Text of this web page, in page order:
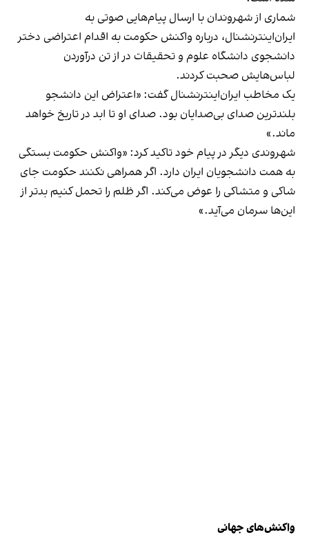
شماری از شهروندان با ارسال پیام‌هایی صوتی به
ایران‌اینترنشنال، درباره واکنش حکومت به اقدام اعتراضی دختر
دانشجوی دانشگاه علوم و تحقیقات در از تن درآوردن
لباس‌هایش صحبت کردند.
یک مخاطب ایران‌اینترنشنال گفت: «اعتراض این دانشجو
بلندترین صدای بی‌صدایان بود. صدای او تا ابد در تاریخ خواهد
ماند.»
شهروندی دیگر در پیام خود تاکید کرد: «واکنش حکومت بستگی
به همت دانشجویان ایران دارد. اگر همراهی نکنند حکومت جای
شاکی و متشاکی را عوض می‌کند. اگر ظلم را تحمل کنیم بدتر از
این‌ها سرمان می‌آید.»
واکنش‌های جهانی